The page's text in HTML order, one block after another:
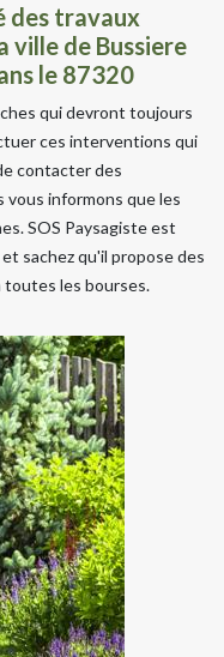
des travaux
ville de Bussiere
le 87320
qui devront toujours
ces interventions qui
contacter des
vous informons que les
SOS Paysagiste est
sachez qu'il propose des
les bourses.